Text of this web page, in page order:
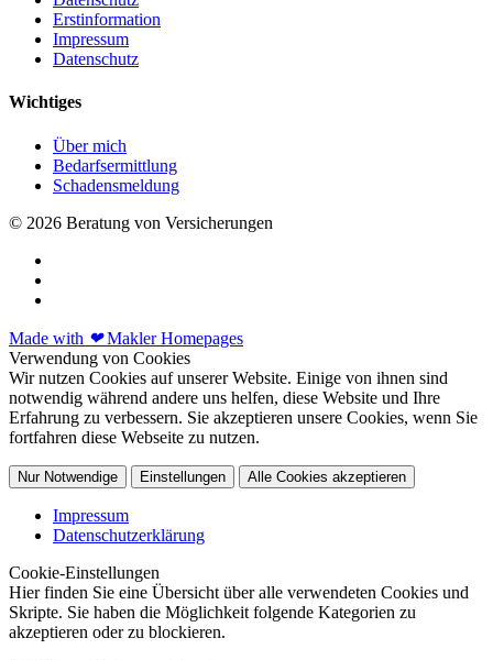
Erstinformation
Impressum
Datenschutz
Wichtiges
Über mich
Bedarfsermittlung
Schadensmeldung
© 2026 Beratung von Versicherungen
Made with ❤Makler Homepages
Verwendung von Cookies
Wir nutzen Cookies auf unserer Website. Einige von ihnen sind
notwendig während andere uns helfen, diese Website und Ihre
Erfahrung zu verbessern. Sie akzeptieren unsere Cookies, wenn Sie
fortfahren diese Webseite zu nutzen.
Nur Notwendige Einstellungen Alle Cookies akzeptieren
Impressum
Datenschutzerklärung
Cookie-Einstellungen
Hier finden Sie eine Übersicht über alle verwendeten Cookies und
Skripte. Sie haben die Möglichkeit folgende Kategorien zu
akzeptieren oder zu blockieren.